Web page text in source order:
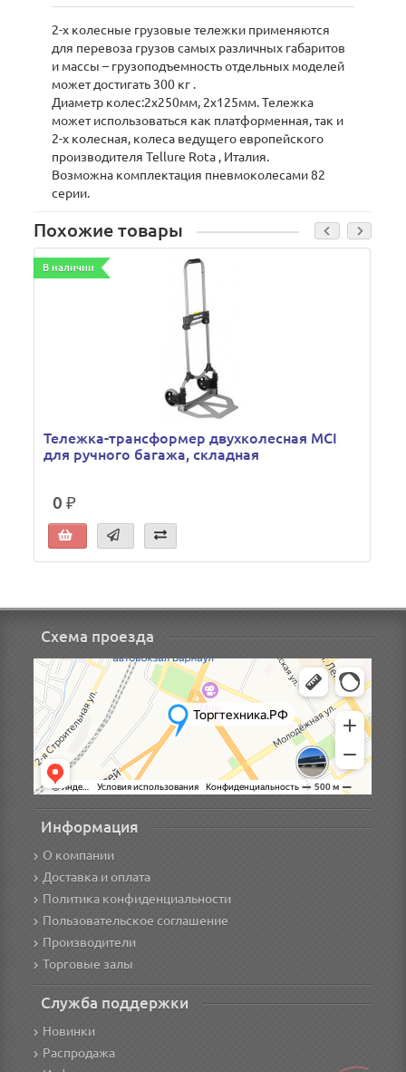
2-х колесные грузовые тележки применяются
для перевоза грузов самых различных габаритов
и массы – грузоподъемность отдельных моделей
может достигать 300 кг .
Диаметр колес:2х250мм, 2х125мм. Тележка
может использоваться как платформенная, так и
2-х колесная, колеса ведущего европейского
производителя Tellure Rota , Италия.
Возможна комплектация пневмоколесами 82
серии.
Похожие товары
В наличии
Тележка-трансформер двухколесная MCI
для ручного багажа, складная
0 ₽
Схема проезда
Информация
О компании
Доставка и оплата
Политика конфиденциальности
Пользовательское соглашение
Производители
Торговые залы
Служба поддержки
Новинки
Распродажа